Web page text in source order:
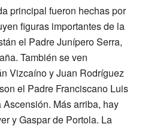
principal fueron hechas por
figuras importantes de la
el Padre Junípero Serra,
También se ven
Vizcaíno y Juan Rodríguez
el Padre Franciscano Luis
Más arriba, hay
y Gaspar de Portola. La